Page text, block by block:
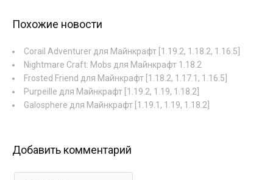
Похожие новости
Corail Adventurer для Майнкрафт [1.19.2, 1.18.2, 1.16.5]
Nightmare Craft: Mobs для Майнкрафт 1.18.2
Frosted Friend для Майнкрафт [1.18.2, 1.17.1, 1.16.5]
Purpeille для Майнкрафт [1.19.2, 1.19, 1.18.2]
Galosphere для Майнкрафт [1.19.1, 1.19, 1.18.2]
Добавить комментарий